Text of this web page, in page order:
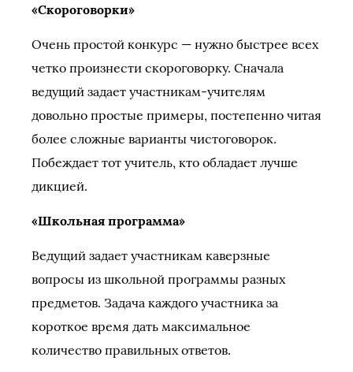
«Скороговорки»
Очень простой конкурс — нужно быстрее всех
четко произнести скороговорку. Сначала
ведущий задает участникам-учителям
довольно простые примеры, постепенно читая
более сложные варианты чистоговорок.
Побеждает тот учитель, кто обладает лучше
дикцией.
«Школьная программа»
Ведущий задает участникам каверзные
вопросы из школьной программы разных
предметов. Задача каждого участника за
короткое время дать максимальное
количество правильных ответов.